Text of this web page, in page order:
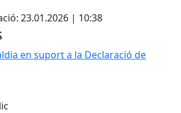
23.01.2026 | 10:38
en suport a la Declaració de